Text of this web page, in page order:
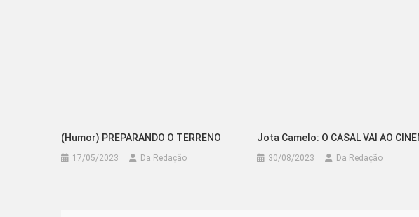
(Humor) PREPARANDO O TERRENO
17/05/2023 Da Redação
Jota Camelo: O CASAL VAI AO
30/08/2023 Da Redação